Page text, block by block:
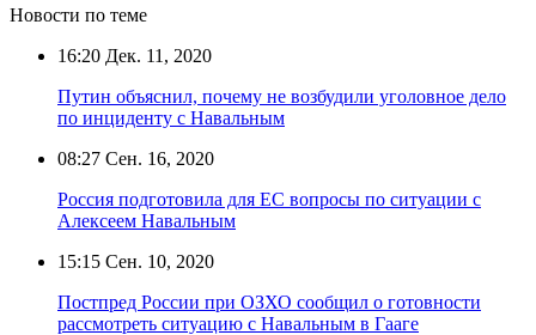
Новости по теме
16:20 Дек. 11, 2020
Путин объяснил, почему не возбудили уголовное дело
по инциденту с Навальным
08:27 Сен. 16, 2020
Россия подготовила для ЕС вопросы по ситуации с
Алексеем Навальным
15:15 Сен. 10, 2020
Постпред России при ОЗХО сообщил о готовности
рассмотреть ситуацию с Навальным в Гааге